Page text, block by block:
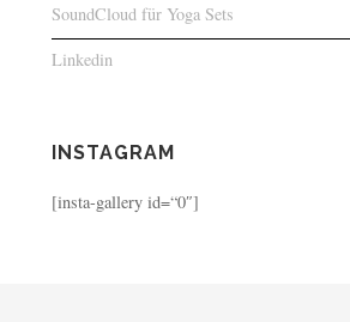
SoundCloud für Yoga Sets
Linkedin
INSTAGRAM
[insta-gallery id=“0″]